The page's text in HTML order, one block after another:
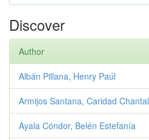
Discover
Author
Albán Pillana, Henry Paúl
Armijos Santana, Caridad Chantal
Ayala Cóndor, Belén Estefanía